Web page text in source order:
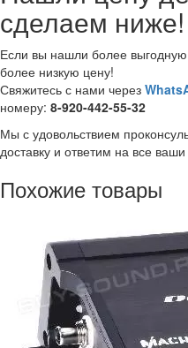
сделаем ниже!
Если вы нашли более
более низкую цену!
Свяжитесь с нами через
номеру: 8-920-442-55-32
Мы с удовольствием
доставку и ответим на все
Похожие товары